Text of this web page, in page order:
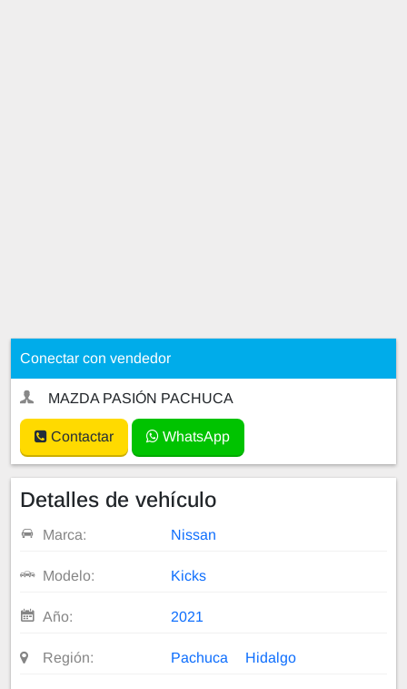
Conectar con vendedor
MAZDA PASIÓN PACHUCA
Contactar WhatsApp
Detalles de vehículo
Marca: Nissan
Modelo: Kicks
Año: 2021
Región: Pachuca Hidalgo